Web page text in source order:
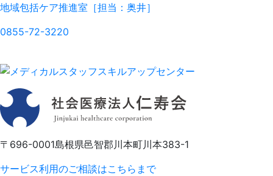
地域包括ケア推進室 ［担当：奥井］
0855-72-3220
〒696-0001島根県邑智郡川本町川本383-1
サービス利用のご相談はこちらまで